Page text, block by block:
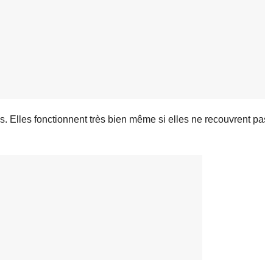
Elles fonctionnent très bien même si elles ne recouvrent